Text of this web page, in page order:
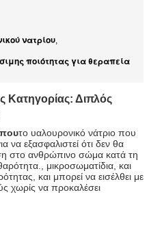
νατρίου,
ποιότητας για θεραπεία
Κατηγορίας: Διπλός
το υαλουρονικό νάτριο που
να εξασφαλιστεί ότι δεν θα
στο ανθρώπινο σώμα κατά τη
μικροσωματίδια, και
και μπορεί να εισέλθει με
χωρίς να προκαλέσει